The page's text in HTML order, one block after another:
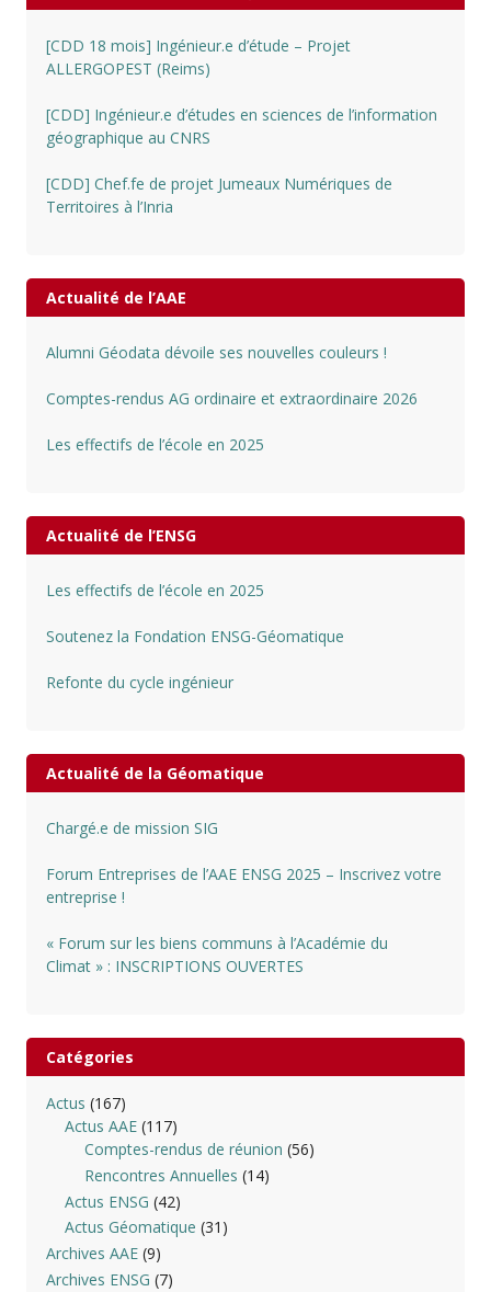
[CDD 18 mois] Ingénieur.e d’étude – Projet
ALLERGOPEST (Reims)
[CDD] Ingénieur.e d’études en sciences de l’information
géographique au CNRS
[CDD] Chef.fe de projet Jumeaux Numériques de
Territoires à l’Inria
Actualité de l’AAE
Alumni Géodata dévoile ses nouvelles couleurs !
Comptes-rendus AG ordinaire et extraordinaire 2026
Les effectifs de l’école en 2025
Actualité de l’ENSG
Les effectifs de l’école en 2025
Soutenez la Fondation ENSG-Géomatique
Refonte du cycle ingénieur
Actualité de la Géomatique
Chargé.e de mission SIG
Forum Entreprises de l’AAE ENSG 2025 – Inscrivez votre
entreprise !
« Forum sur les biens communs à l’Académie du
Climat » : INSCRIPTIONS OUVERTES
Catégories
Actus (167)
Actus AAE (117)
Comptes-rendus de réunion (56)
Rencontres Annuelles (14)
Actus ENSG (42)
Actus Géomatique (31)
Archives AAE(9)
Archives ENSG (7)